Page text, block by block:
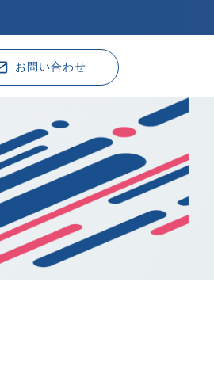
お問い合わせ